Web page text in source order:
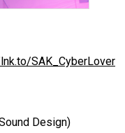
SAK_CyberLover
Design)